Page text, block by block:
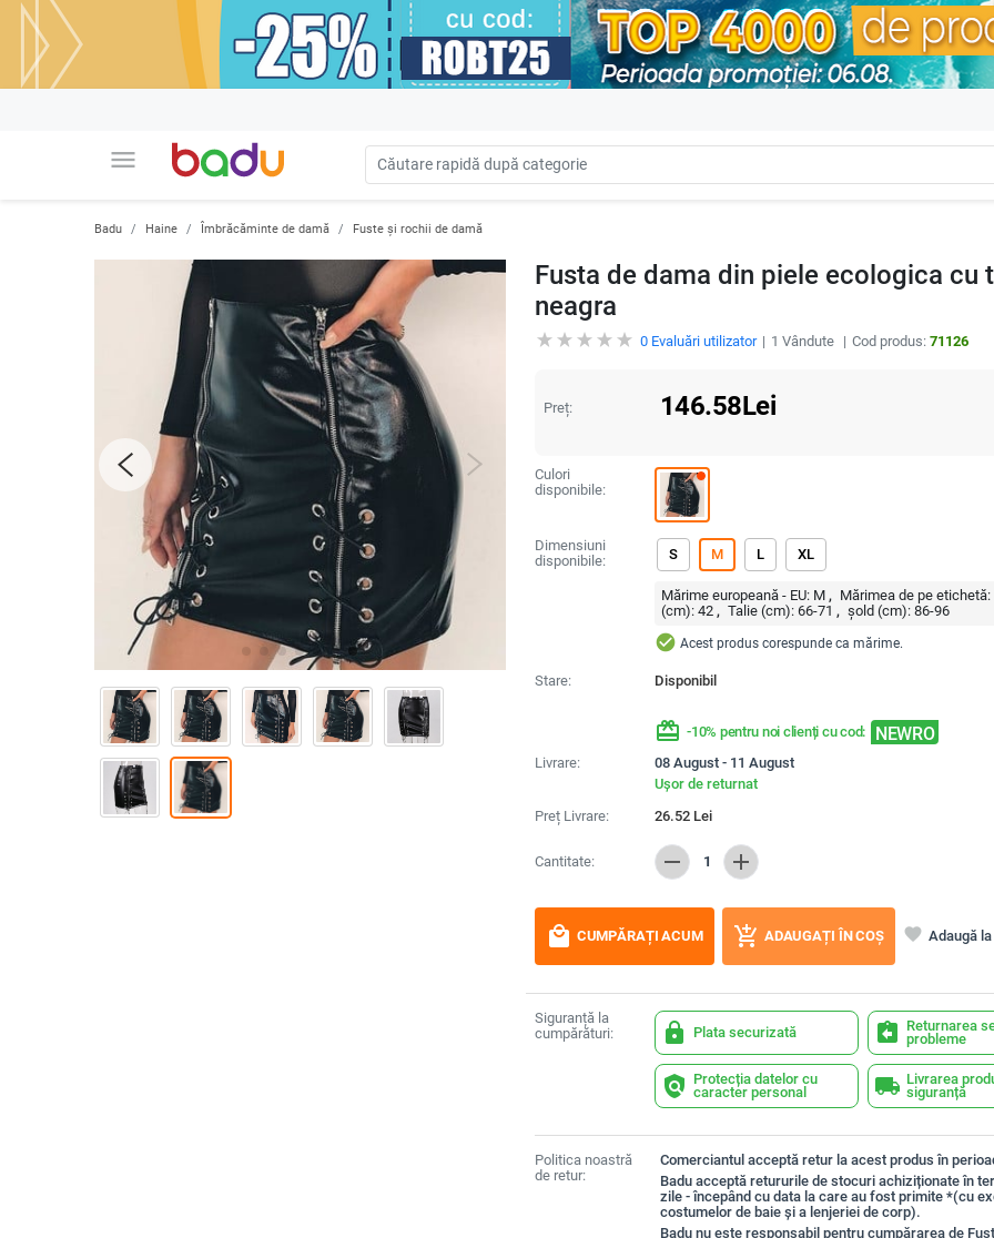
menu
Badu Haine Îmbrăcăminte de damă Fuste și rochii de damă
Fusta de dama din piele ecologica
neagra
0Evaluări utilizator 1 Vândute Cod produs: 71126
Preț: 146.58Lei
Culori
disponibile:
Dimensiuni
disponibile:
S M L XL
Mărime europeană - EU: M Mărimea de pe etichetă:
(cm): 42 Talie (cm): 66-71 șold (cm): 86-96
check_circle Acest produs corespunde ca mărime.
Stare: Disponibil
redeem -10% pentru noi clienți cu cod: NEWRO
Livrare:
08 August - 11 August
Ușor de returnat
Preț Livrare:
26.52Lei
Cantitate: remove 1 add
local_mall CUMPĂRAȚI ACUM add_shopping_cart ADAUGAȚI ÎN COȘ favorite Adaugă
Siguranță la
cumpărături:
lock Plata securizată assignment_return Returnarea
probleme
policy Protecția datelor cu
caracter personal
local_shipping Livrarea
siguranță
Politica noastră
de retur:
Comerciantul acceptă retur la acest produs în
Badu acceptă retururile de stocuri achiziționate în
zile - începând cu data la care au fost primite *(cu
costumelor de baie și a lenjeriei de corp).
Badu nu este responsabil pentru cumpărarea de